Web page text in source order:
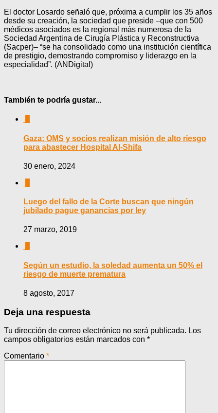
El doctor Losardo señaló que, próxima a cumplir los 35 años
desde su creación, la sociedad que preside –que con 500
médicos asociados es la regional más numerosa de la
Sociedad Argentina de Cirugía Plástica y Reconstructiva
(Sacper)– “se ha consolidado como una institución científica
de prestigio, demostrando compromiso y liderazgo en la
especialidad”. (ANDigital)
También te podría gustar...
Gaza: OMS y socios realizan misión de alto riesgo
para abastecer Hospital Al-Shifa
30 enero, 2024
Luego del fallo de la Corte buscan que ningún
jubilado pague ganancias por ley
27 marzo, 2019
Según un estudio, la soledad aumenta un 50% el
riesgo de muerte prematura
8 agosto, 2017
Deja una respuesta
Tu dirección de correo electrónico no será publicada. Los
campos obligatorios están marcados con *
Comentario *